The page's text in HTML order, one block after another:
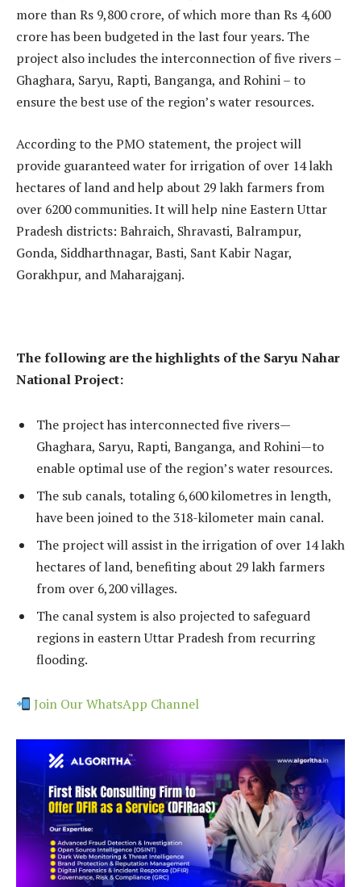
more than Rs 9,800 crore, of which more than Rs 4,600
crore has been budgeted in the last four years. The
project also includes the interconnection of five rivers –
Ghaghara, Saryu, Rapti, Banganga, and Rohini – to
ensure the best use of the region’s water resources.
According to the PMO statement, the project will
provide guaranteed water for irrigation of over 14 lakh
hectares of land and help about 29 lakh farmers from
over 6200 communities. It will help nine Eastern Uttar
Pradesh districts: Bahraich, Shravasti, Balrampur,
Gonda, Siddharthnagar, Basti, Sant Kabir Nagar,
Gorakhpur, and Maharajganj.
The following are the highlights of the Saryu Nahar
National Project:
The project has interconnected five rivers—
Ghaghara, Saryu, Rapti, Banganga, and Rohini—to
enable optimal use of the region’s water resources.
The sub canals, totaling 6,600 kilometres in length,
have been joined to the 318-kilometer main canal.
The project will assist in the irrigation of over 14 lakh
hectares of land, benefiting about 29 lakh farmers
from over 6,200 villages.
The canal system is also projected to safeguard
regions in eastern Uttar Pradesh from recurring
flooding.
Join Our WhatsApp Channel